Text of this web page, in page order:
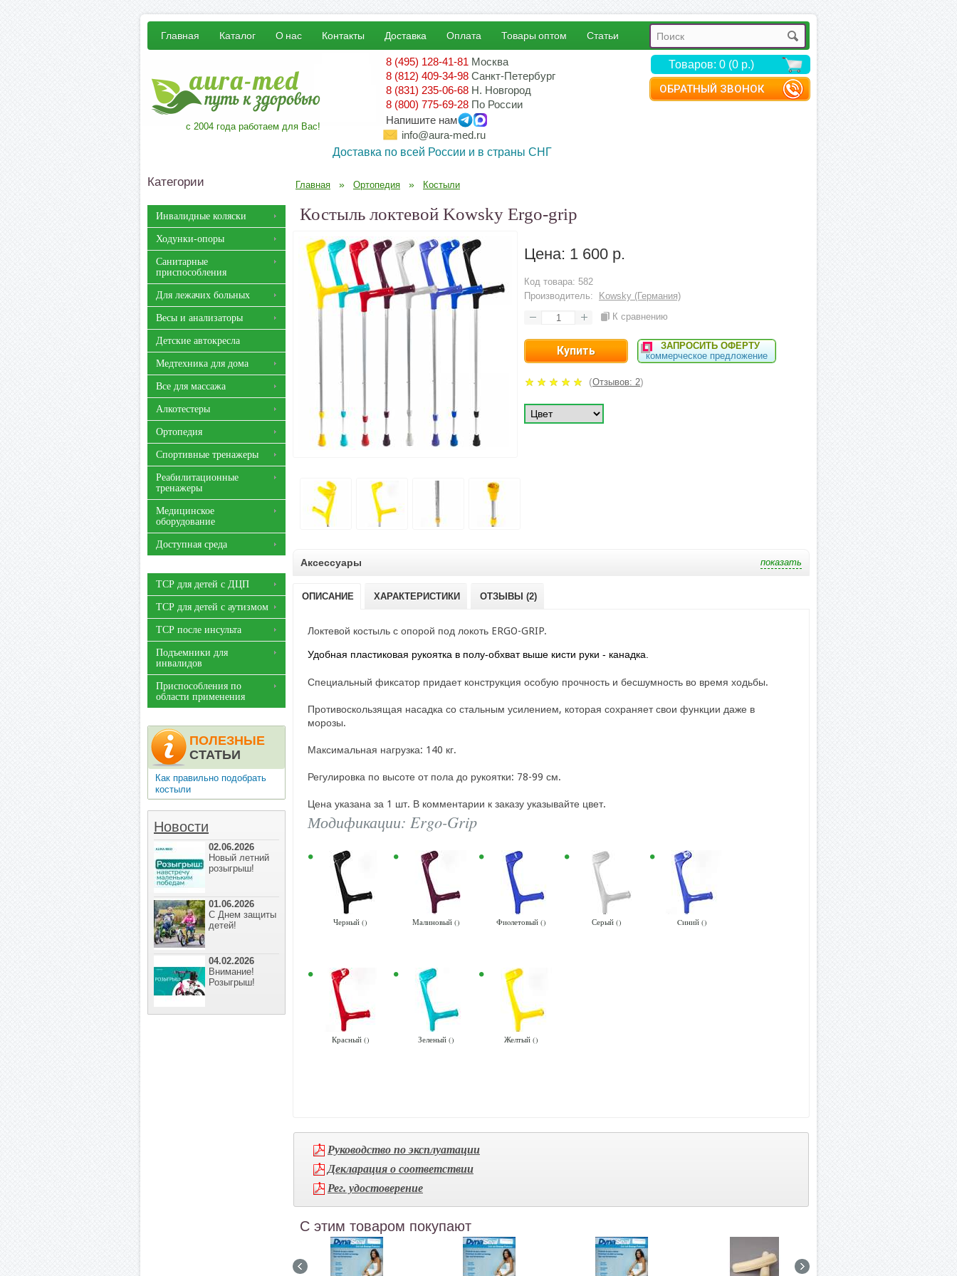
ОБРАТНЫЙ ЗВОНОК
Главная Каталог О нас Контакты Доставка Оплата Товары оптом Статьи
с 2004 года работаем для Вас!
8 (495) 128-41-81 Москва
8 (812) 409-34-98 Санкт-Петербург
8 (831) 235-06-68 Н. Новгород
8 (800) 775-69-28 По России
Напишите нам
info@aura-med.ru
Доставка по всей России и в страны СНГ
Товаров: 0 (0 р.)
Категории
Инвалидные коляски
Ходунки-опоры
Санитарные
приспособления
Для лежачих больных
Весы и анализаторы
Детские автокресла
Медтехника для дома
Все для массажа
Алкотестеры
Ортопедия
Спортивные тренажеры
Реабилитационные
тренажеры
Медицинское
оборудование
Доступная среда
ТСР для детей с ДЦП
ТСР для детей с аутизмом
ТСР после инсульта
Подъемники для
инвалидов
Приспособления по
области применения
ПОЛЕЗНЫЕ
СТАТЬИ
Как правильно подобрать
костыли
Новости
02.06.2026
Новый летний
розыгрыш!
01.06.2026
С Днем защиты
детей!
04.02.2026
Внимание!
Розыгрыш!
Главная » Ортопедия » Костыли
Костыль локтевой Kowsky Ergo-grip
Цена: 1 600 р.
Код товара: 582
Производитель:
Kowsky (Германия)
К сравнению
ЗАПРОСИТЬ ОФЕРТУ
коммерческое предложение
(Отзывов: 2)
Аксессуары
ОПИСАНИЕ ХАРАКТЕРИСТИКИ ОТЗЫВЫ (2)
Локтевой костыль с опорой под локоть ERGO-GRIP.
Удобная пластиковая рукоятка в полу-обхват выше кисти руки - канадка.
Специальный фиксатор придает конструкция особую прочность и бесшумность во время ходьбы.
Противоскользящая насадка со стальным усилением, которая сохраняет свои функции даже в
морозы.
Максимальная нагрузка: 140 кг.
Регулировка по высоте от пола до рукоятки: 78-99 см.
Цена указана за 1 шт. В комментарии к заказу указывайте цвет.
Модификации: Ergo-Grip
Черный () Малиновый () Фиoлетовый () Серый () Cиний ()
Красный () Зеленый () Желтый ()
Руководство по эксплуатации
Декларация о соответствии
Рег. удостоверение
С этим товаром покупают